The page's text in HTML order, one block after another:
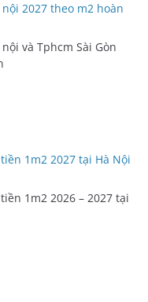
2027 theo m2 hoàn
và Tphcm Sài Gòn
1m2 2027 tại Hà Nội
1m2 2026 – 2027 tại